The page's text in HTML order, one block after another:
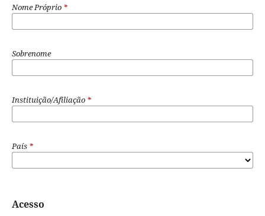
Nome Próprio *
Sobrenome
Instituição/Afiliação *
País *
Acesso